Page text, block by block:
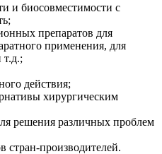
и биосовместимости с
препаратов для
применения, для
т.д.;
действия;
хирургическим
решения различных проблем
стран-производителей.